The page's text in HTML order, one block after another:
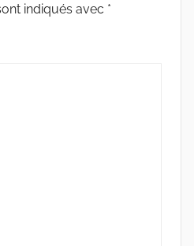
indiqués avec *